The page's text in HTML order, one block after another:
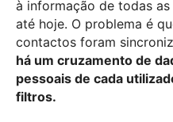
à informação de todas
até hoje. O problema é
contactos foram
há um cruzamento de
pessoais de cada
filtros.